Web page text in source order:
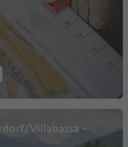
Villabassa -